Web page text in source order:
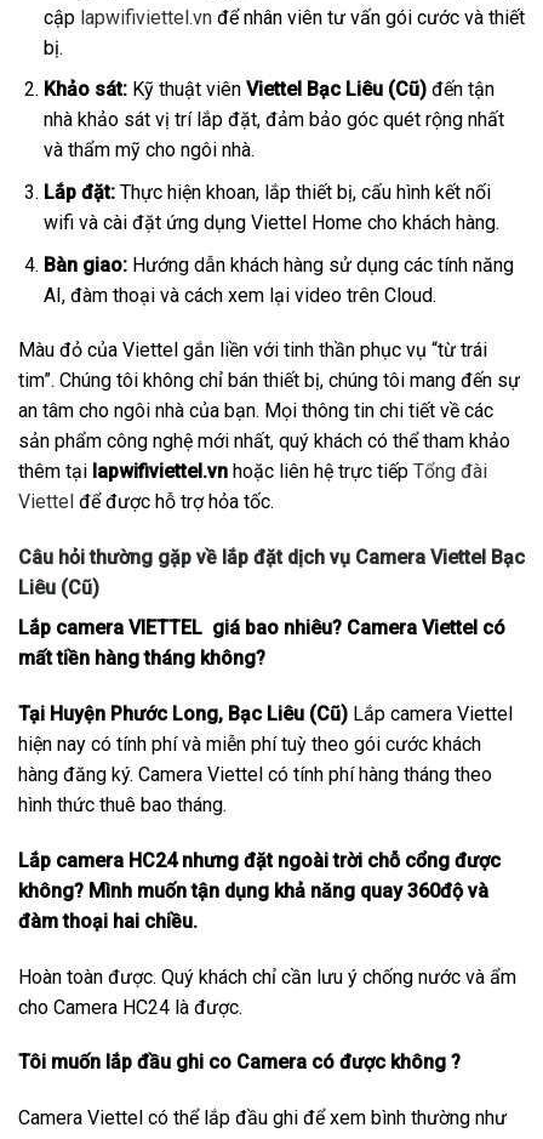
cập lapwifiviettel.vnđể nhân viên tư vấn gói cước và thiết
bị.
Khảo sát:Kỹ thuật viên Viettel Bạc Liêu (Cũ)đến tận
nhà khảo sát vị trí lắp đặt, đảm bảo góc quét rộng nhất
và thẩm mỹ cho ngôi nhà.
Lắp đặt:Thực hiện khoan, lắp thiết bị, cấu hình kết nối
wifi và cài đặt ứng dụng Viettel Home cho khách hàng.
Bàn giao:Hướng dẫn khách hàng sử dụng các tính năng
AI, đàm thoại và cách xem lại video trên Cloud.
Màu đỏ của Viettel gắn liền với tinh thần phục vụ “từ trái
tim”. Chúng tôi không chỉ bán thiết bị, chúng tôi mang đến sự
an tâm cho ngôi nhà của bạn. Mọi thông tin chi tiết về các
sản phẩm công nghệ mới nhất, quý khách có thể tham khảo
thêm tại lapwifiviettel.vn hoặc liên hệ trực tiếp Tổng đài
Viettel để được hỗ trợ hỏa tốc.
Câu hỏi thường gặp về lắp đặt dịch vụ Camera Viettel Bạc
Liêu (Cũ)
Lắp camera VIETTEL giá bao nhiêu? Camera Viettel có
mất tiền hàng tháng không?
Tại Huyện Phước Long, Bạc Liêu (Cũ) Lắp camera Viettel
hiện nay có tính phí và miễn phí tuỳ theo gói cước khách
hàng đăng ký. Camera Viettel có tính phí hàng tháng theo
hình thức thuê bao tháng.
Lắp camera HC24 nhưng đặt ngoài trời chỗ cổng được
không? Mình muốn tận dụng khả năng quay 360độ và
đàm thoại hai chiều.
Hoàn toàn được. Quý khách chỉ cần lưu ý chống nước và ẩm
cho Camera HC24 là được.
Tôi muốn lắp đầu ghi co Camera có được không ?
Camera Viettel có thể lắp đầu ghi để xem bình thường như